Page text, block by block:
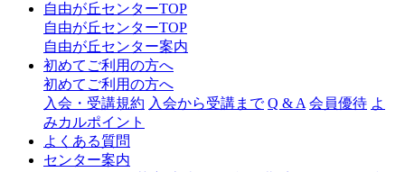
自由が丘センターTOP
自由が丘センターTOP
自由が丘センター案内
初めてご利用の方へ
初めてご利用の方へ
入会・受講規約 入会から受講まで Q & A 会員優待 よ
みカルポイント
よくある質問
センター案内